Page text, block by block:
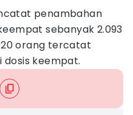
penambahan
sebanyak 2.093
orang tercatat
dosis keempat.